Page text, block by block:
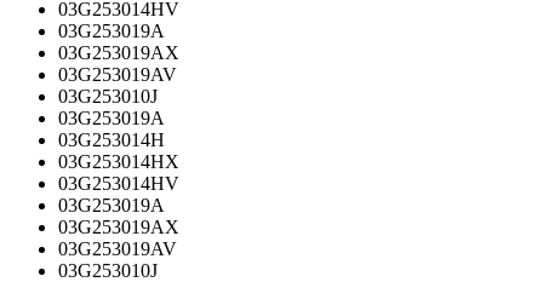
03G253014HV
03G253019A
03G253019AX
03G253019AV
03G253010J
03G253019A
03G253014H
03G253014HX
03G253014HV
03G253019A
03G253019AX
03G253019AV
03G253010J